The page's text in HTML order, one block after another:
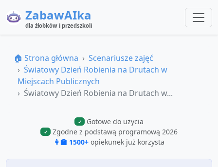
ZabawAIka
dla żłobków i przedszkoli
🏠 Strona główna
Scenariusze zajęć
Światowy Dzień Robienia na Drutach w
Miejscach Publicznych
Światowy Dzień Robienia na Drutach w...
✓ Gotowe do użycia
✓
Zgodne z podstawą programową 2026
👩‍🏫 1500+ opiekunek już korzysta